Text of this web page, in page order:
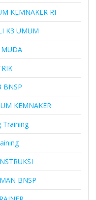
KEMNAKER RI
K3 UMUM
MUDA
BNSP
KEMNAKER
Training
BNSP